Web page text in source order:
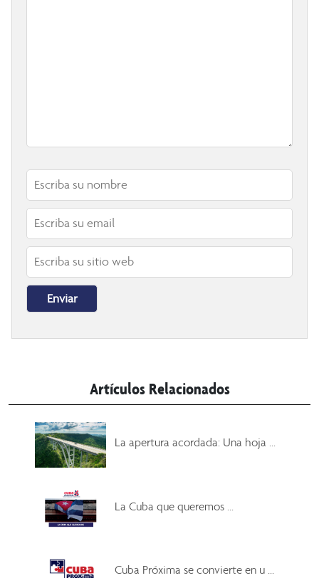
Artículos Relacionados
La apertura acordada: Una hoja ...
La Cuba que queremos ...
Cuba Próxima se convierte en u ...